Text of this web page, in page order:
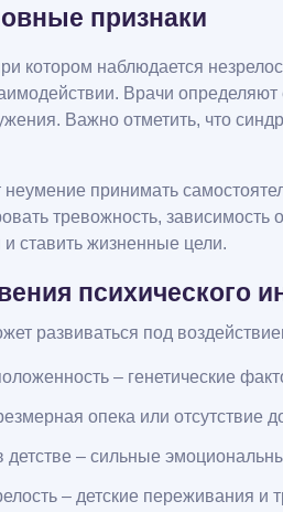
признаки
котором наблюдается
Врачи определяют
Важно отметить, что
принимать
тревожность,
ставить жизненные цели.
психического
развиваться под
– генетические
опека или отсутствие
– сильные
– детские переживания